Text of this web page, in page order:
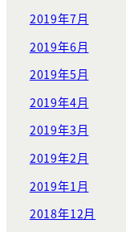
2019年7月
2019年6月
2019年5月
2019年4月
2019年3月
2019年2月
2019年1月
2018年12月